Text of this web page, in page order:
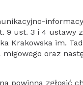
9 ust. 3 i 4 ustawy
Krakowska im.
migowego oraz
powinna zgłosić